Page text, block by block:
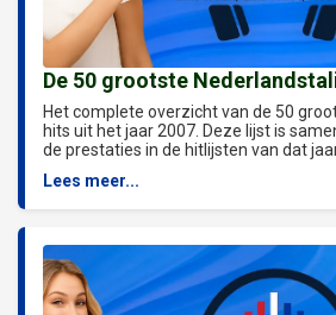
De 50 grootste
Het complete overzicht van de 50
hits uit het jaar 2007. Deze lijst is
de prestaties in de hitlijsten van dat jaar.
Lees meer...